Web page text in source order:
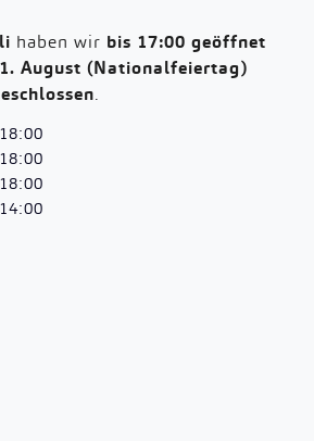
haben wir bis 17:00 geöffnet
1. August (Nationalfeiertag)
.